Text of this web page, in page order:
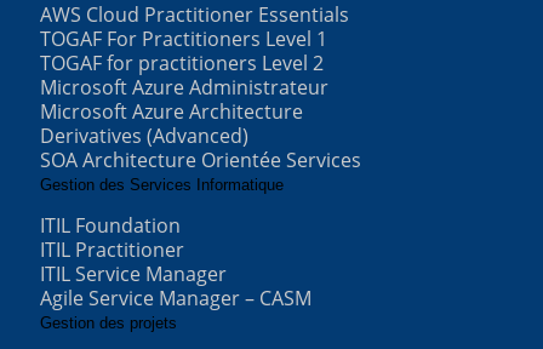
AWS Cloud Practitioner Essentials
TOGAF For Practitioners Level 1
TOGAF for practitioners Level 2
Microsoft Azure Administrateur
Microsoft Azure Architecture
Derivatives (Advanced)
SOA Architecture Orientée Services
Gestion des Services Informatique
ITIL Foundation
ITIL Practitioner
ITIL Service Manager
Agile Service Manager – CASM
Gestion des projets